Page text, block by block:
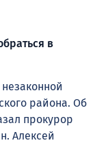
в
района. Об
прокурор
Алексей